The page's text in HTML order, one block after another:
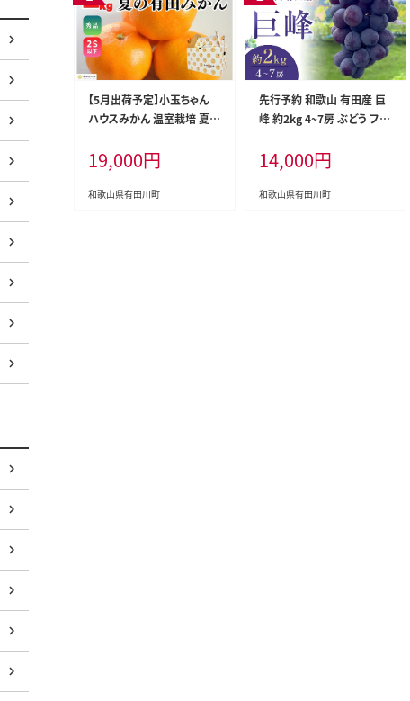
【5月出荷予定】小玉ちゃん
ハウスみかん 温室栽培 夏の
イズ以下 和歌山県 産地直
送 みかんの会
19,000円
和歌山県有田川町
先行予約 和歌山 有田産 巨
峰 約2kg 4~7房 ぶどう フル
以降発送］
14,000円
和歌山県有田川町